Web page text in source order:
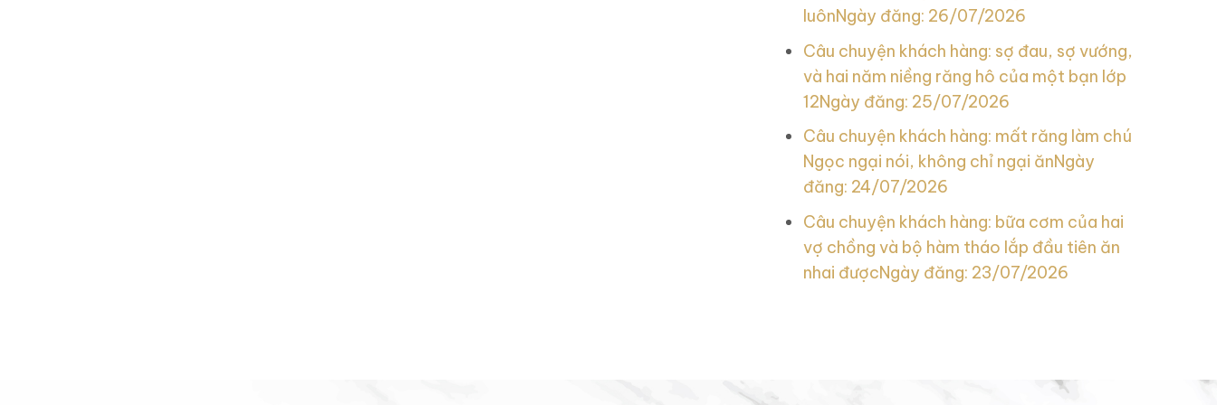
luônNgày đăng: 26/07/2026
Câu chuyện khách hàng: sợ đau, sợ vướng,
và hai năm niềng răng hô của một bạn lớp
12Ngày đăng: 25/07/2026
Câu chuyện khách hàng: mất răng làm chú
Ngọc ngại nói, không chỉ ngại ănNgày
đăng: 24/07/2026
Câu chuyện khách hàng: bữa cơm của hai
vợ chồng và bộ hàm tháo lắp đầu tiên ăn
nhai đượcNgày đăng: 23/07/2026